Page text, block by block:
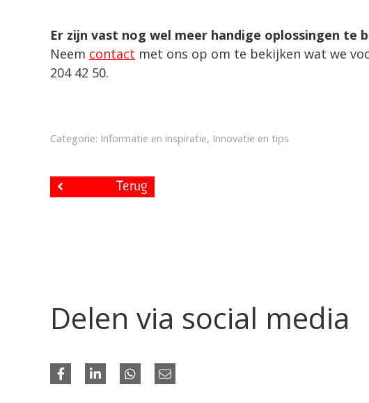
Er zijn vast nog wel meer handige oplossingen te
Neem contact met ons op om te bekijken wat we
204 42 50.
Categorie: Informatie en inspiratie, Innovatie en tips
Terug
Delen via social media